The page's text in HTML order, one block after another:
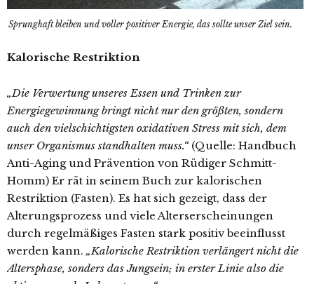
Sprunghaft bleiben und voller positiver Energie, das sollte unser Ziel sein.
Kalorische Restriktion
„Die Verwertung unseres Essen und Trinken zur
Energiegewinnung bringt nicht nur den größten, sondern
auch den vielschichtigsten oxidativen Stress mit sich, dem
unser Organismus standhalten muss.“ (Quelle: Handbuch
Anti-Aging und Prävention von Rüdiger Schmitt-
Homm) Er rät in seinem Buch zur kalorischen
Restriktion (Fasten). Es hat sich gezeigt, dass der
Alterungsprozess und viele Alterserscheinungen
durch regelmäßiges Fasten stark positiv beeinflusst
werden kann. „Kalorische Restriktion verlängert nicht die
Altersphase, sonders das Jungsein; in erster Linie also die